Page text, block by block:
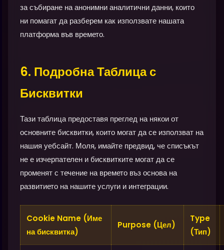
за събиране на анонимни аналитични данни, които
ни помагат да разберем как използвате нашата
платформа във времето.
6. Подробна Таблица с
Бисквитки
Тази таблица предоставя преглед на някои от
основните бисквитки, които могат да се използват на
нашия уебсайт. Моля, имайте предвид, че списъкът
не е изчерпателен и бисквитките могат да се
променят с течение на времето въз основа на
развитието на нашите услуги и интеграции.
Cookie Name (Име
на бисквитка)
Purpose (Цел)
Type
(Тип)